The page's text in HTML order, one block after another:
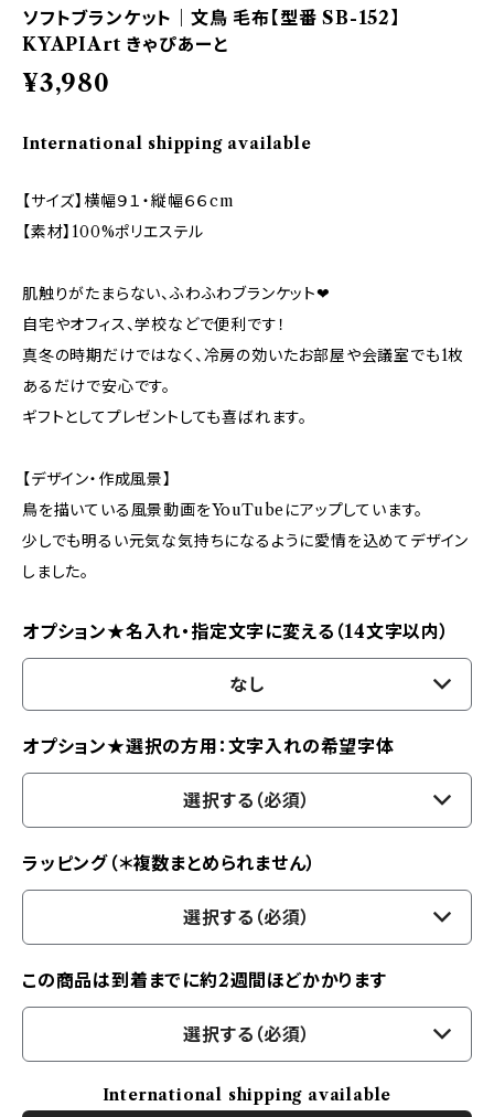
ソフトブランケット｜文鳥 毛布【型番 SB-152】
KYAPIArt きゃぴあーと
¥3,980
International shipping available
【サイズ】横幅９１・縦幅６６cm
【素材】100%ポリエステル
肌触りがたまらない、ふわふわブランケット❤
自宅やオフィス、学校などで便利です！
真冬の時期だけではなく、冷房の効いたお部屋や会議室でも1枚
あるだけで安心です。
ギフトとしてプレゼントしても喜ばれます。
【デザイン・作成風景】
鳥を描いている風景動画をYouTubeにアップしています。
少しでも明るい元気な気持ちになるように愛情を込めてデザイン
しました。
オプション★名入れ・指定文字に変える（14文字以内）
なし
オプション★選択の方用：文字入れの希望字体
選択する（必須）
ラッピング（＊複数まとめられません）
選択する（必須）
この商品は到着までに約2週間ほどかかります
選択する（必須）
International shipping available